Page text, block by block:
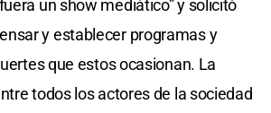
un show mediático” y solicitó
y establecer programas y
que estos ocasionan. La
todos los actores de la sociedad